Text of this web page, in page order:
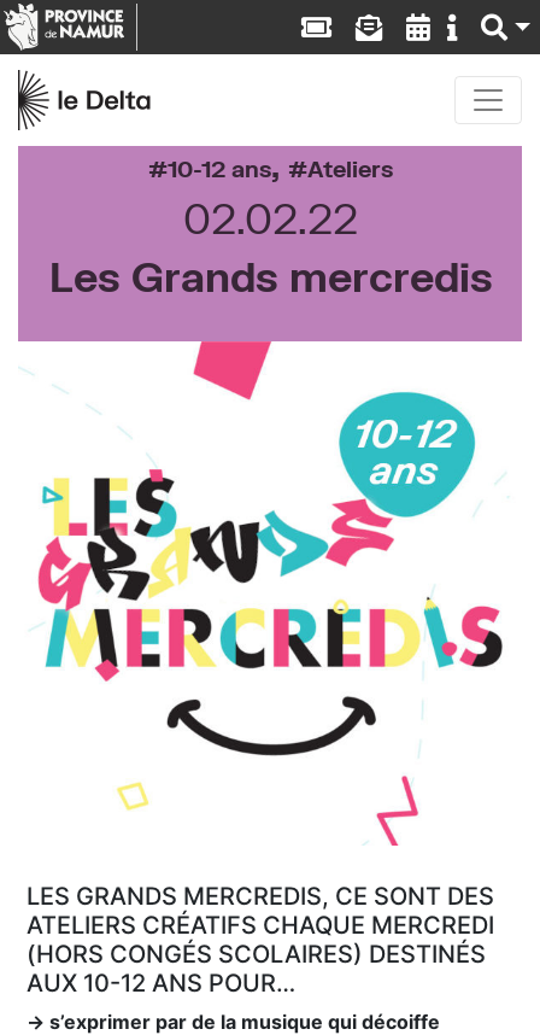
10-12 ans, Ateliers
02.02.22
Les Grands mercredis
LES GRANDS MERCREDIS, CE SONT DES
ATELIERS CRÉATIFS CHAQUE MERCREDI
(HORS CONGÉS SCOLAIRES) DESTINÉS
AUX 10-12 ANS POUR…
→ s’exprimer par de la musique qui décoiffe